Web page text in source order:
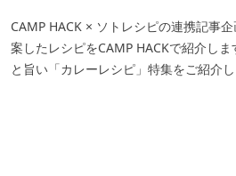
CAMP HACK × ソトレシピの連携記事
案したレシピをCAMP HACKで紹介し
と旨い「カレーレシピ」特集をご紹介し